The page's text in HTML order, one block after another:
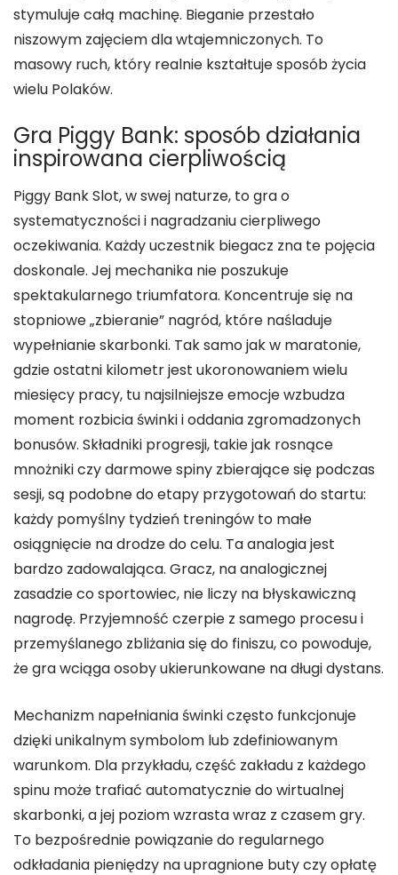
stymuluje całą machinę. Bieganie przestało
niszowym zajęciem dla wtajemniczonych. To
masowy ruch, który realnie kształtuje sposób życia
wielu Polaków.
Gra Piggy Bank: sposób działania
inspirowana cierpliwością
Piggy Bank Slot, w swej naturze, to gra o
systematyczności i nagradzaniu cierpliwego
oczekiwania. Każdy uczestnik biegacz zna te pojęcia
doskonale. Jej mechanika nie poszukuje
spektakularnego triumfatora. Koncentruje się na
stopniowe „zbieranie” nagród, które naśladuje
wypełnianie skarbonki. Tak samo jak w maratonie,
gdzie ostatni kilometr jest ukoronowaniem wielu
miesięcy pracy, tu najsilniejsze emocje wzbudza
moment rozbicia świnki i oddania zgromadzonych
bonusów. Składniki progresji, takie jak rosnące
mnożniki czy darmowe spiny zbierające się podczas
sesji, są podobne do etapy przygotowań do startu:
każdy pomyślny tydzień treningów to małe
osiągnięcie na drodze do celu. Ta analogia jest
bardzo zadowalająca. Gracz, na analogicznej
zasadzie co sportowiec, nie liczy na błyskawiczną
nagrodę. Przyjemność czerpie z samego procesu i
przemyślanego zbliżania się do finiszu, co powoduje,
że gra wciąga osoby ukierunkowane na długi dystans.
Mechanizm napełniania świnki często funkcjonuje
dzięki unikalnym symbolom lub zdefiniowanym
warunkom. Dla przykładu, część zakładu z każdego
spinu może trafiać automatycznie do wirtualnej
skarbonki, a jej poziom wzrasta wraz z czasem gry.
To bezpośrednie powiązanie do regularnego
odkładania pieniędzy na upragnione buty czy opłatę